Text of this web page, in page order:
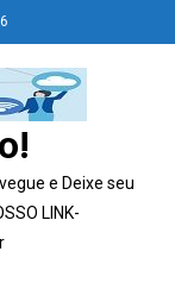
e Deixe seu
LINK-